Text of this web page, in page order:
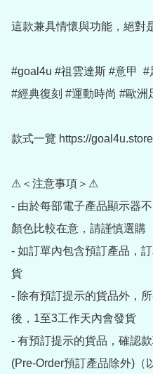
這款兼具情懷與功能，絕對
#goal4u #祖雲達斯 #意甲
#經典復刻 #運動時尚 #歐洲
款式一覽 https://
⚠＜注意事項＞⚠
- 由於每部電子產品顯示器
顏色比較在意，請謹慎選購
- 如訂單內包含預訂產品，
貨
- 除有預訂提示的貨品外，
後，1至3工作天內會發貨
- 有預訂提示的貨品，確認
(Pre-Order預訂產品除外)（